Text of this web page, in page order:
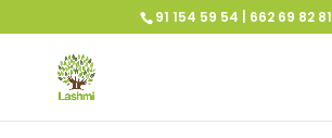
91 154 59 54 | 662 69 82 81